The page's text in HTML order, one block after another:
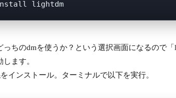
っちのdmを使うか？という選択画面になるので
ます。
インストール。ターミナルで以下を実行。